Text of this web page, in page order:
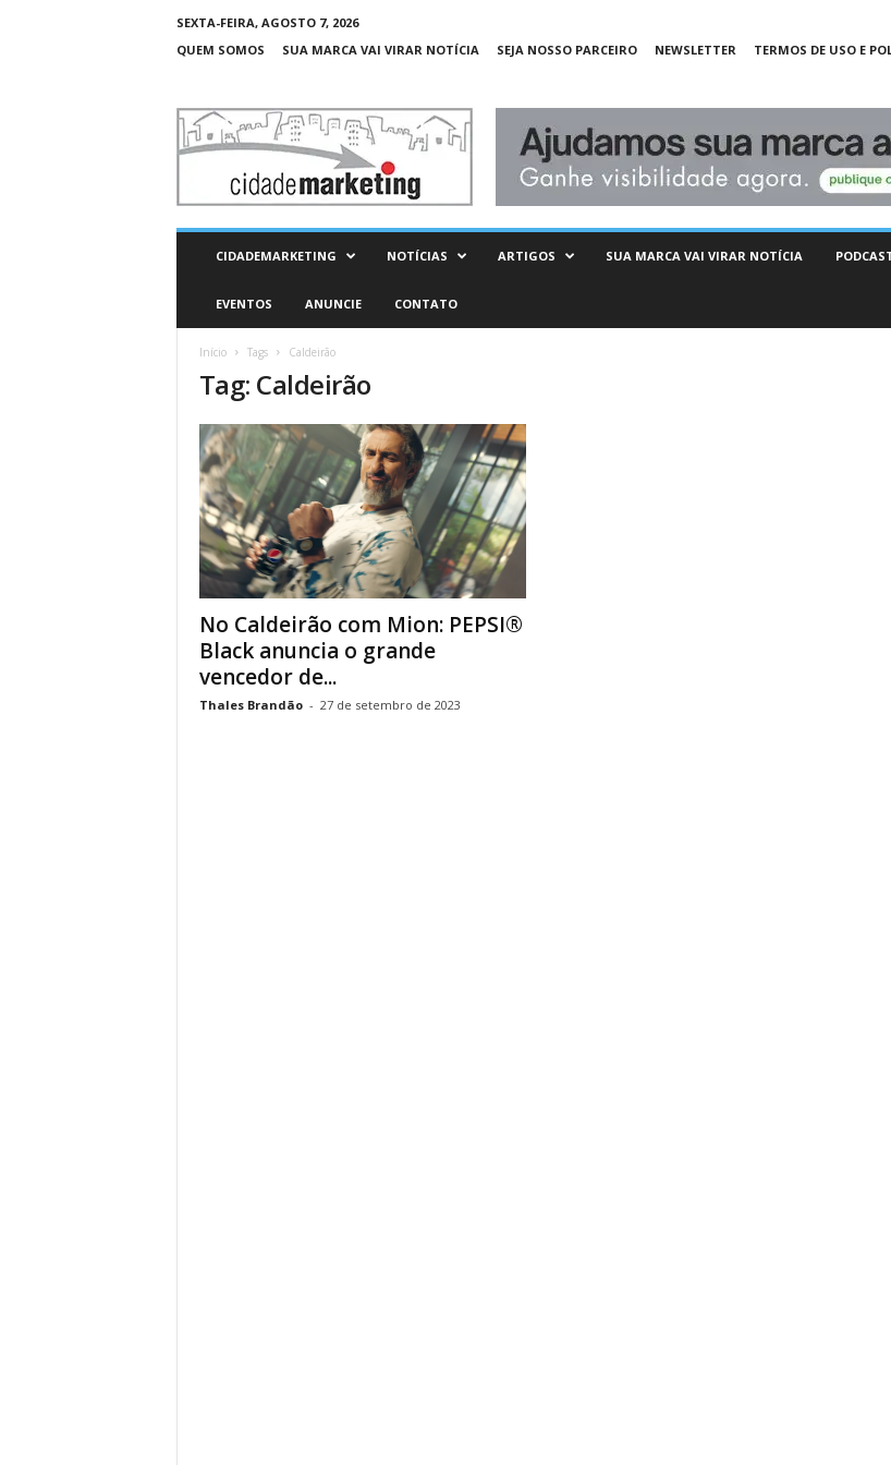
SEXTA-FEIRA, AGOSTO 7, 2026
QUEM SOMOS
SUA MARCA VAI VIRAR NOTÍCIA SEJA NOSSO PARCEIRO NEWSLETTER TERMOS DE USO E
C
d
CIDADEMARKETING NOTÍCIAS ARTIGOS SUA MARCA VAI VIRAR NOTÍCIA
EVENTOS ANUNCIE CONTATO
Início Tags Caldeirão
Tag: Caldeirão
No Caldeirão com Mion: PEPSI®
Black anuncia o grande
vencedor de...
Thales Brandão - 27 de setembro de 2023